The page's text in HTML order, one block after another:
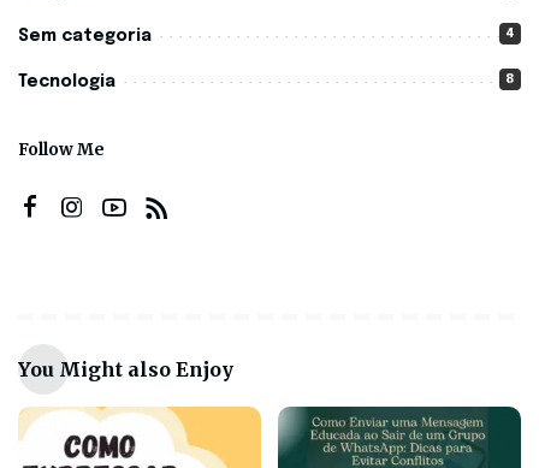
Sem categoria 4
Tecnologia 8
Follow Me
You Might also Enjoy